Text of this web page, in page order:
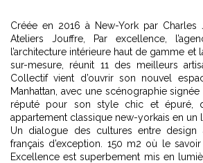
Créée en 2016 à New-York par Charles
Ateliers Jouffre, Par excellence,
l’architecture intérieure haut de gamme
sur-mesure, réunit 11 des meilleurs
Collectif vient d’ouvrir son nouvel
Manhattan, avec une scénographie signée
réputé pour son style chic et épuré,
appartement classique new-yorkais en un
Un dialogue des cultures entre design
français d’exception. 150 m2 où le
Excellence est superbement mis en